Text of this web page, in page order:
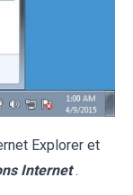
Explorer et
Internet .